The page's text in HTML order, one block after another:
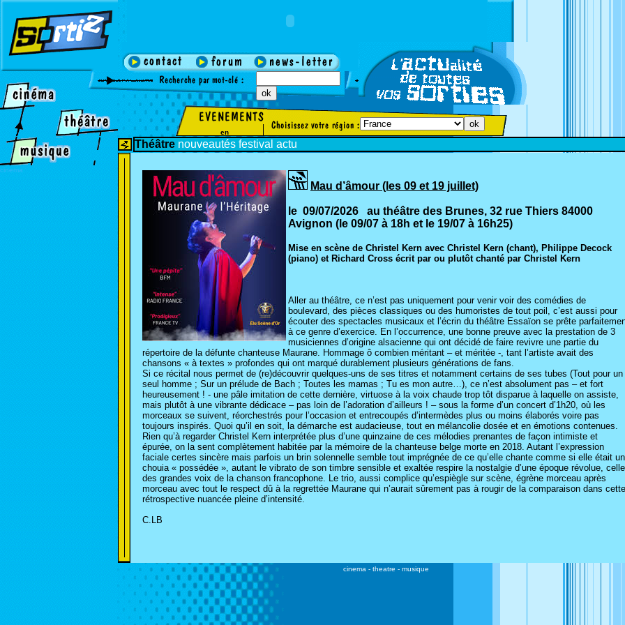
en
cinema
Théâtre nouveautés festival actu
Mau d’âmour (les 09 et 19 juillet)
le 09/07/2026 au théâtre des Brunes, 32 rue Thiers 84000
Avignon (le 09/07 à 18h et le 19/07 à 16h25)
Mise en scène de Christel Kern avec Christel Kern (chant), Philippe Decock
(piano) et Richard Cross écrit par ou plutôt chanté par Christel Kern
Aller au théâtre, ce n’est pas uniquement pour venir voir des comédies de
boulevard, des pièces classiques ou des humoristes de tout poil, c’est aussi pour
écouter des spectacles musicaux et l’écrin du théâtre Essaïon se prête
à ce genre d’exercice. En l’occurrence, une bonne preuve avec la prestation de 3
musiciennes d’origine alsacienne qui ont décidé de faire revivre une partie du
répertoire de la défunte chanteuse Maurane. Hommage ô combien méritant – et méritée -, tant l’artiste avait des
chansons « à textes » profondes qui ont marqué durablement plusieurs générations de fans.
Si ce récital nous permet de (re)découvrir quelques-uns de ses titres et notamment certains de ses tubes (Tout pour un
seul homme ; Sur un prélude de Bach ; Toutes les mamas ; Tu es mon autre…), ce n’est absolument pas – et fort
heureusement ! - une pâle imitation de cette dernière, virtuose à la voix chaude trop tôt disparue à laquelle on assiste,
mais plutôt à une vibrante dédicace – pas loin de l’adoration d’ailleurs ! – sous la forme d’un concert d’1h20, où les
morceaux se suivent, réorchestrés pour l’occasion et entrecoupés d’intermèdes plus ou moins élaborés voire pas
toujours inspirés. Quoi qu’il en soit, la démarche est audacieuse, tout en mélancolie dosée et en émotions contenues.
Rien qu’à regarder Christel Kern interprétée plus d’une quinzaine de ces mélodies prenantes de façon intimiste et
épurée, on la sent complètement habitée par la mémoire de la chanteuse belge morte en 2018. Autant l’expression
faciale certes sincère mais parfois un brin solennelle semble tout imprégnée de ce qu’elle chante comme si elle était un
chouia « possédée », autant le vibrato de son timbre sensible et exaltée respire la nostalgie d’une époque révolue, celle
des grandes voix de la chanson francophone. Le trio, aussi complice qu’espiègle sur scène, égrène morceau après
morceau avec tout le respect dû à la regrettée Maurane qui n’aurait sûrement pas à rougir de la comparaison dans cette
rétrospective nuancée pleine d’intensité.
C.LB
cinema -theatre -musique